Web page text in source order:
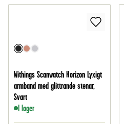
Withings Scanwatch Horizon Lyxigt
armband med glittrande stenar,
Svart
I lager